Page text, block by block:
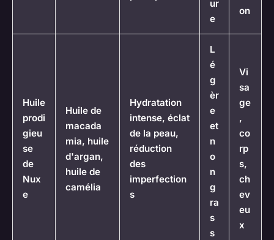
ur
e
on
Huile
prodi
gieu
se
de
Nux
e
Huile de
macada
mia, huile
d'argan,
huile de
camélia
Hydratation
intense, éclat
de la peau,
réduction
des
imperfection
s
L
é
g
èr
e
et
n
o
n
g
ra
s
s
Vi
sa
ge
,
co
rp
s,
ch
ev
eu
x